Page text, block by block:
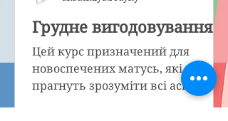
Грудне вигодовування
Цей курс призначений для
новоспечених матусь, які
прагнуть зрозуміти всі аспекти